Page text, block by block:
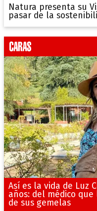
Natura presenta su
pasar de la
Así es la vida de Luz
años: del médico
de sus gemelas